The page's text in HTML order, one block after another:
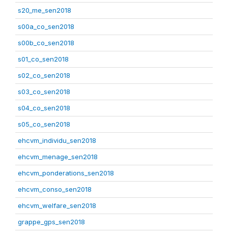
s20_me_sen2018
s00a_co_sen2018
s00b_co_sen2018
s01_co_sen2018
s02_co_sen2018
s03_co_sen2018
s04_co_sen2018
s05_co_sen2018
ehcvm_individu_sen2018
ehcvm_menage_sen2018
ehcvm_ponderations_sen2018
ehcvm_conso_sen2018
ehcvm_welfare_sen2018
grappe_gps_sen2018